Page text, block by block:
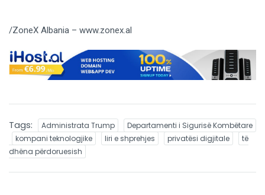
/ZoneX Albania – www.zonex.al
Tags: Administrata Trump
Departamenti i Sigurisë Kombëtare
kompani teknologjike
liri e shprehjes privatësi digjitale
të
dhëna përdoruesish